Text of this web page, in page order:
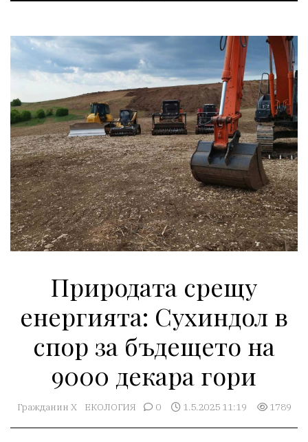
Природата срещу
енергията: Сухиндол в
спор за бъдещето на
9000 декара гори
Гражданин Х ЕКОЛОГИЯ 0 1.5.2025 11:19 1789